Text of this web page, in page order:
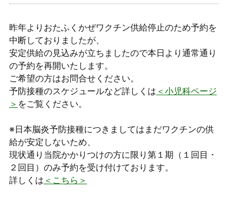
昨年よりおたふくかぜワクチン供給停止のため予約を
中断しておりましたが、
安定供給の見込みが立ちましたので本日より通常通り
の予約を再開いたします。
ご希望の方はお問合せください。
予防接種のスケジュールなど詳しくは ＜小児科ページ
＞ をご覧ください。
※日本脳炎予防接種につきましてはまだワクチンの供
給が安定しないため、
現状通り当院かかりつけの方に限り第１期（１回目・
２回目）のみ予約を受け付けております。
詳しくは ＜こちら＞